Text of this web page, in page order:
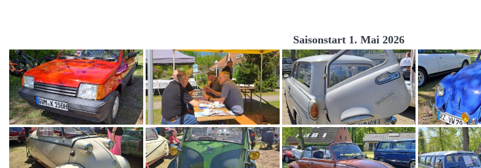
Saisonstart 1. Mai 2026